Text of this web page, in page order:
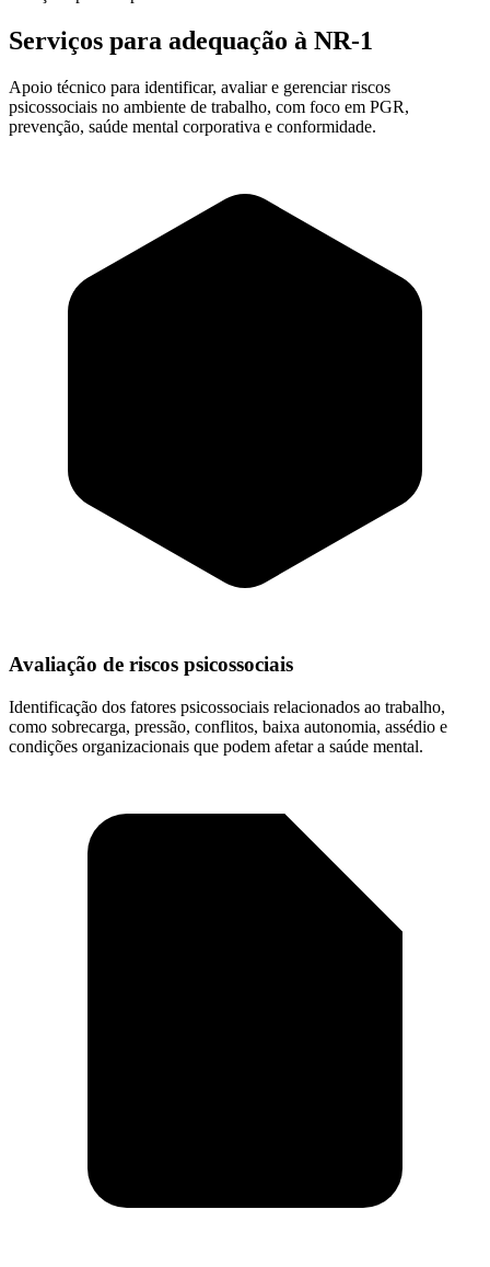
Serviços para adequação à NR-1
Apoio técnico para identificar, avaliar e gerenciar riscos
psicossociais no ambiente de trabalho, com foco em PGR,
prevenção, saúde mental corporativa e conformidade.
Avaliação de riscos psicossociais
Identificação dos fatores psicossociais relacionados ao trabalho,
como sobrecarga, pressão, conflitos, baixa autonomia, assédio e
condições organizacionais que podem afetar a saúde mental.